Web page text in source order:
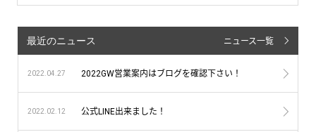
最近のニュース ニュース一覧
2022.04.27 2022GW営業案内はブログを確認下さい！
2022.02.12 公式LINE出来ました！